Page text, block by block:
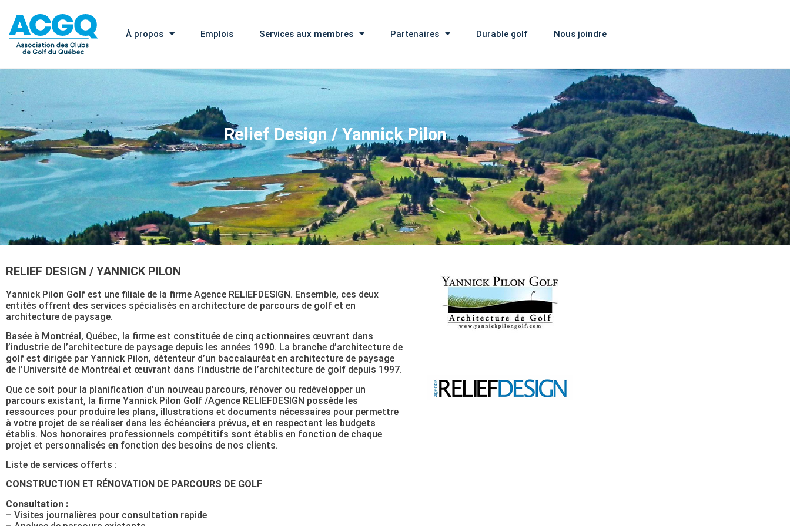
À propos Emplois Services aux membres Partenaires Durable golf Nous joindre
Relief Design / Yannick Pilon
RELIEF DESIGN / YANNICK PILON
Yannick Pilon Golf est une filiale de la firme Agence RELIEFDESIGN. Ensemble, ces deux
entités offrent des services spécialisés en architecture de parcours de golf et en
architecture de paysage.
Basée à Montréal, Québec, la firme est constituée de cinq actionnaires œuvrant dans
l’industrie de l’architecture de paysage depuis les années 1990. La branche d’architecture de
golf est dirigée par Yannick Pilon, détenteur d’un baccalauréat en architecture de paysage
de l’Université de Montréal et œuvrant dans l’industrie de l’architecture de golf depuis 1997.
Que ce soit pour la planification d’un nouveau parcours, rénover ou redévelopper un
parcours existant, la firme Yannick Pilon Golf /Agence RELIEFDESIGN possède les
ressources pour produire les plans, illustrations et documents nécessaires pour permettre
à votre projet de se réaliser dans les échéanciers prévus, et en respectant les budgets
établis. Nos honoraires professionnels compétitifs sont établis en fonction de chaque
projet et personnalisés en fonction des besoins de nos clients.
Liste de services offerts :
CONSTRUCTION ET RÉNOVATION DE PARCOURS DE GOLF
Consultation :
– Visites journalières pour consultation rapide